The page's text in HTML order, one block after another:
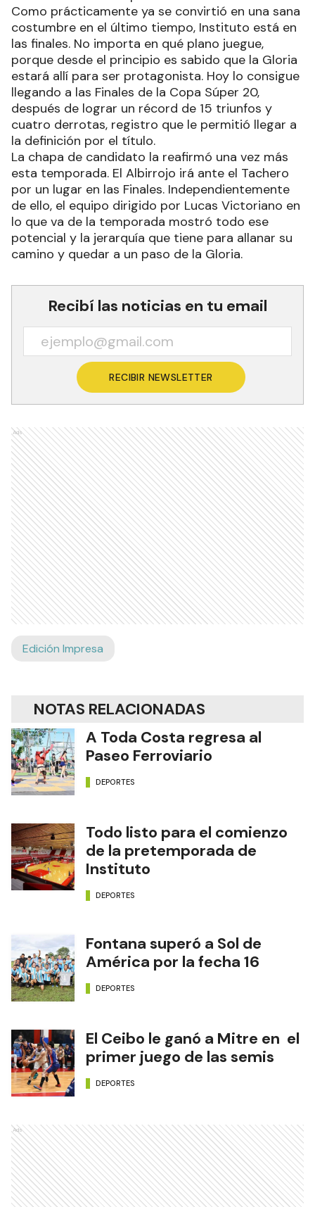
Como prácticamente ya se convirtió en una sana
costumbre en el último tiempo, Instituto está en
las finales. No importa en qué plano juegue,
porque desde el principio es sabido que la Gloria
estará allí para ser protagonista. Hoy lo consigue
llegando a las Finales de la Copa Súper 20,
después de lograr un récord de 15 triunfos y
cuatro derrotas, registro que le permitió llegar a
la definición por el título.
La chapa de candidato la reafirmó una vez más
esta temporada. El Albirrojo irá ante el Tachero
por un lugar en las Finales. Independientemente
de ello, el equipo dirigido por Lucas Victoriano en
lo que va de la temporada mostró todo ese
potencial y la jerarquía que tiene para allanar su
camino y quedar a un paso de la Gloria.
Recibí las noticias en tu email
RECIBIR NEWSLETTER
Ads
Edición Impresa
NOTAS RELACIONADAS
A Toda Costa regresa al
Paseo Ferroviario
DEPORTES
Todo listo para el comienzo
de la pretemporada de
Instituto
DEPORTES
Fontana superó a Sol de
América por la fecha 16
DEPORTES
El Ceibo le ganó a Mitre en el
primer juego de las semis
DEPORTES
Ads